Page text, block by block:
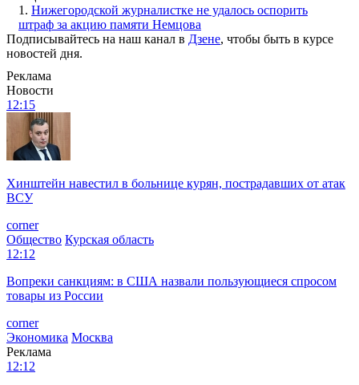
1. Нижегородской журналистке не удалось оспорить
штраф за акцию памяти Немцова
Подписывайтесь на наш канал в Дзене, чтобы быть в курсе
новостей дня.
Реклама
Новости
12:15
Хинштейн навестил в больнице курян, пострадавших от атак
ВСУ
corner
Общество Курская область
12:12
Вопреки санкциям: в США назвали пользующиеся спросом
товары из России
corner
Экономика Москва
Реклама
12:12